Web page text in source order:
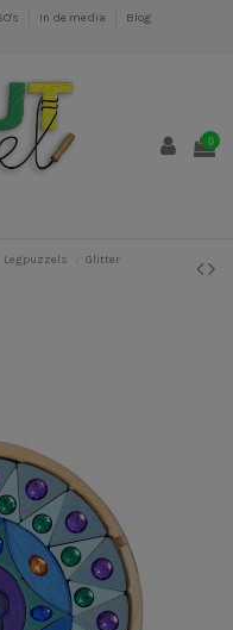
In de media
Blog
0
Legpuzzels
Glitter